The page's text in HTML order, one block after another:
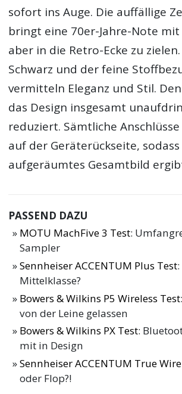
sofort ins Auge. Die auffällige
bringt eine 70er-Jahre-Note mit
aber in die Retro-Ecke zu
Schwarz und der feine
vermitteln Eleganz und Stil.
das Design insgesamt
reduziert. Sämtliche
auf der Geräterückseite,
aufgeräumtes Gesamtbild
PASSEND DAZU
MOTU MachFive 3 Test:
Sampler
Sennheiser ACCENTUM Plus Test
Mittelklasse?
Bowers & Wilkins P5 Wireless Test
von der Leine gelassen
Bowers & Wilkins PX Test:
mit in Design
Sennheiser ACCENTUM True
oder Flop?!